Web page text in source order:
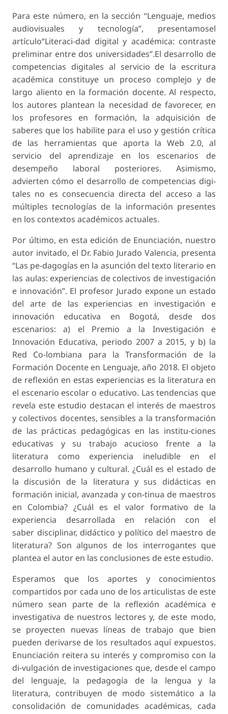
Para este número, en la sección “Lenguaje, medios
audiovisuales y tecnología”, presentamosel
artículo“Literaci-dad digital y académica: contraste
preliminar entre dos universidades”.El desarrollo de
competencias digitales al servicio de la escritura
académica constituye un proceso complejo y de
largo aliento en la formación docente. Al respecto,
los autores plantean la necesidad de favorecer, en
los profesores en formación, la adquisición de
saberes que los habilite para el uso y gestión crítica
de las herramientas que aporta la Web 2.0, al
servicio del aprendizaje en los escenarios de
desempeño laboral posteriores. Asimismo,
advierten cómo el desarrollo de competencias digi-
tales no es consecuencia directa del acceso a las
múltiples tecnologías de la información presentes
en los contextos académicos actuales.
Por último, en esta edición de Enunciación, nuestro
autor invitado, el Dr. Fabio Jurado Valencia, presenta
“Las pe-dagogías en la asunción del texto literario en
las aulas: experiencias de colectivos de investigación
e innovación”. El profesor Jurado expone un estado
del arte de las experiencias en investigación e
innovación educativa en Bogotá, desde dos
escenarios: a) el Premio a la Investigación e
Innovación Educativa, periodo 2007 a 2015, y b) la
Red Co-lombiana para la Transformación de la
Formación Docente en Lenguaje, año 2018. El objeto
de reflexión en estas experiencias es la literatura en
el escenario escolar o educativo. Las tendencias que
revela este estudio destacan el interés de maestros
y colectivos docentes, sensibles a la transformación
de las prácticas pedagógicas en las institu-ciones
educativas y su trabajo acucioso frente a la
literatura como experiencia ineludible en el
desarrollo humano y cultural. ¿Cuál es el estado de
la discusión de la literatura y sus didácticas en
formación inicial, avanzada y con-tinua de maestros
en Colombia? ¿Cuál es el valor formativo de la
experiencia desarrollada en relación con el
saber disciplinar, didáctico y político del maestro de
literatura? Son algunos de los interrogantes que
plantea el autor en las conclusiones de este estudio.
Esperamos que los aportes y conocimientos
compartidos por cada uno de los articulistas de este
número sean parte de la reflexión académica e
investigativa de nuestros lectores y, de este modo,
se proyecten nuevas líneas de trabajo que bien
pueden derivarse de los resultados aquí expuestos.
Enunciación reitera su interés y compromiso con la
di-vulgación de investigaciones que, desde el campo
del lenguaje, la pedagogía de la lengua y la
literatura, contribuyen de modo sistemático a la
consolidación de comunidades académicas, cada